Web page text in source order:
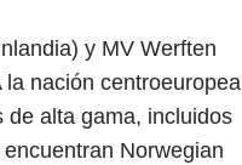
y MV Werften
nación centroeuropea
de alta gama, incluidos
Norwegian